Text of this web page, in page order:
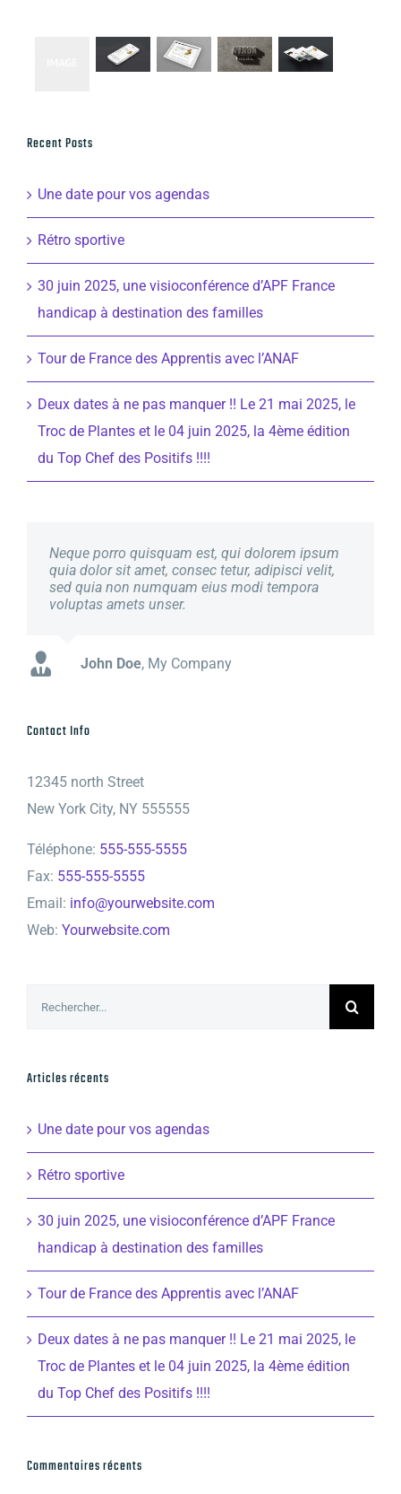
Recent Posts
Une date pour vos agendas
Rétro sportive
30 juin 2025, une visioconférence d’APF France
handicap à destination des familles
Tour de France des Apprentis avec l’ANAF
Deux dates à ne pas manquer !! Le 21 mai 2025, le
Troc de Plantes et le 04 juin 2025, la 4ème édition
du Top Chef des Positifs !!!!
Neque porro quisquam est, qui dolorem ipsum
quia dolor sit amet, consec tetur, adipisci velit,
sed quia non numquam eius modi tempora
voluptas amets unser.
John Doe, My Company
Luke Beck Theme Fusion
Contact Info
12345 north Street
New York City, NY 555555
Téléphone: 555-555-5555
Fax: 555-555-5555
Email: info@yourwebsite.com
Web: Yourwebsite.com
Articles récents
Une date pour vos agendas
Rétro sportive
30 juin 2025, une visioconférence d’APF France
handicap à destination des familles
Tour de France des Apprentis avec l’ANAF
Deux dates à ne pas manquer !! Le 21 mai 2025, le
Troc de Plantes et le 04 juin 2025, la 4ème édition
du Top Chef des Positifs !!!!
Commentaires récents